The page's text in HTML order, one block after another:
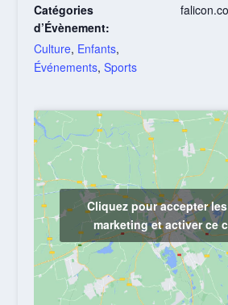
Catégories
d’Évènement:
Culture, Enfants,
Événements,Sports
Cliquez pour accepter
marketing et activer ce